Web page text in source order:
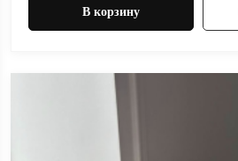
В корзину